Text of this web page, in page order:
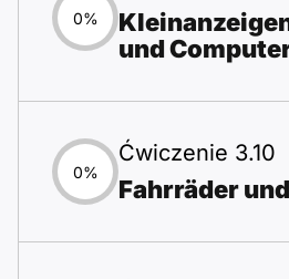
0%
und
0%
Ćwiczenie 3.10
Fahrräder